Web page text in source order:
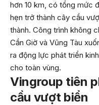
hơn 10 km, có tổng mức
hẹn trở thành cây cầu
thành. Công trình không
Cần Giờ và Vũng Tàu
ra động lực phát triển
cho toàn vùng.
Vingroup tiên
cầu vượt biển